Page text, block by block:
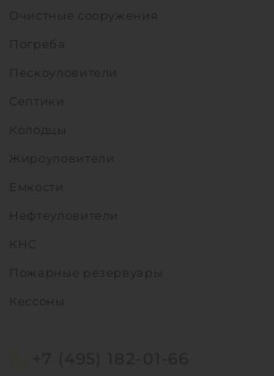
Очистные сооружения
Погреба
Пескоуловители
Септики
Колодцы
Жироуловители
Емкости
Нефтеуловители
КНС
Пожарные резервуары
Кессоны